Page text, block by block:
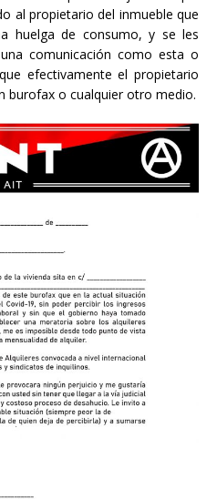
al propietario del inmueble que
huelga de consumo, y se les
comunicación como esta o
efectivamente el propietario
burofax o cualquier otro medio.